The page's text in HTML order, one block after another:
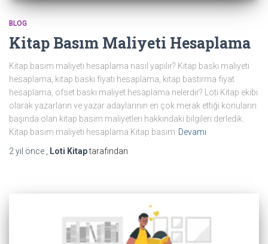
BLOG
Kitap Basım Maliyeti Hesaplama
Kitap basım maliyeti hesaplama nasıl yapılır? Kitap baskı maliyeti
hesaplama, kitap baskı fiyatı hesaplama, kitap bastırma fiyat
hesaplama, ofset baskı maliyet hesaplama nelerdir? Loti Kitap ekibi
olarak yazarların ve yazar adaylarının en çok merak ettiği konuların
başında olan kitap basım maliyetleri hakkındaki bilgileri derledik.
Kitap basım maliyeti hesaplama Kitap basım Devamı
2 yıl önce Loti Kitaptarafından